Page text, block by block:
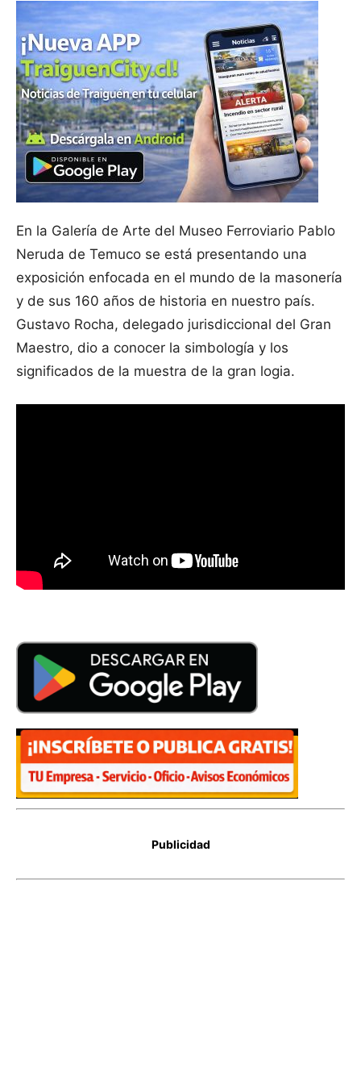
En la Galería de Arte del Museo Ferroviario Pablo
Neruda de Temuco se está presentando una
exposición enfocada en el mundo de la masonería
y de sus 160 años de historia en nuestro país.
Gustavo Rocha, delegado jurisdiccional del Gran
Maestro, dio a conocer la simbología y los
significados de la muestra de la gran logia.
Publicidad